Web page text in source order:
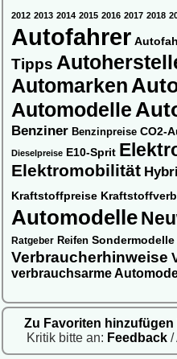
2012 2013 2014 2015 2016 2017 2018
Autofahrer
Tipps
Automarken
Automodelle
Benziner Benzinpreise CO2-
Dieselpreise E10-Sprit
Elektromobilität
Kraftstoffpreise
Automodelle
Ratgeber Reifen Sondermodelle
Verbraucherhinweise
verbrauchsarme
Zu Favoriten hinzufügen
Kritik bitte an: Feedback /